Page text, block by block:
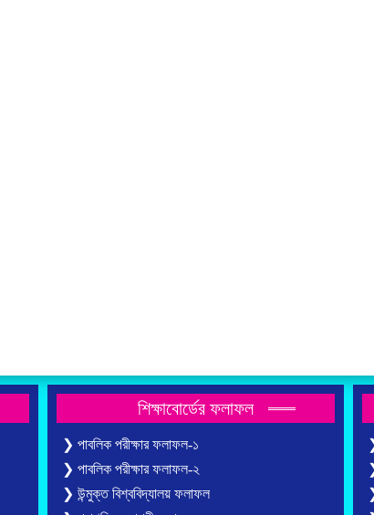
শিক্ষাবোর্ডের ফলাফল
❯ পাবলিক পরীক্ষার ফলাফল-১
❯ পাবলিক পরীক্ষার ফলাফল-২
❯ উন্মুক্ত বিশ্ববিদ্যালয় ফলাফল